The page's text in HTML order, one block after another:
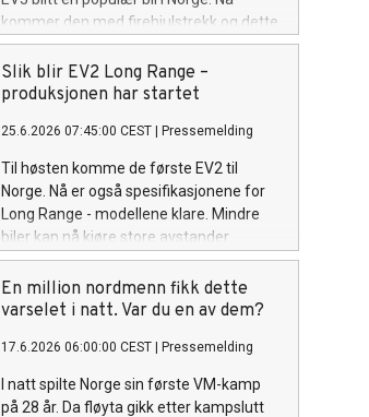
kommer den med firehjulstrekk og dette
blir prisen.
Slik blir EV2 Long Range –
produksjonen har startet
25.6.2026 07:45:00 CEST Pressemelding
Til høsten komme de første EV2 til
Norge. Nå er også spesifikasjonene for
Long Range - modellene klare. Mindre
biler kan nå kjøre store avstander.
En million nordmenn fikk dette
varselet i natt. Var du en av dem?
17.6.2026 06:00:00 CEST Pressemelding
I natt spilte Norge sin første VM-kamp
på 28 år. Da fløyta gikk etter kampslutt